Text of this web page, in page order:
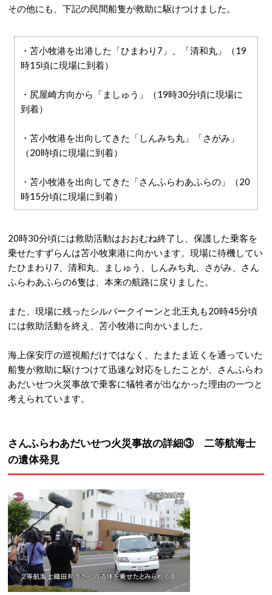
その他にも、下記の民間船隻が救助に駆けつけました。
・ 苫小牧港を出港した「ひまわり 7」
、「清和丸」（19
時15頃に現場に到着）
・尻屋崎方向から「ましゅう」（19時30分頃に現場に
到着）
・苫小牧港を出向してきた「しんみち丸」「さがみ」
（20時頃に現場に到着）
・苫小牧港を出向してきた「さんふらわあふらの」（20
時15分頃に現場に到着）
20時30分頃には救助活動はおおむね終了し、保護した乗客を
乗せたすずらんは苫小牧東港に向かいます。現場に待機してい
たひまわり 7、 清和丸、ましゅう、しんみち丸、さがみ、さん
ふらわあふらの6隻は、本来の航路に戻りました。
また、現場に残ったシルバークイーンと北王丸も20時45分頃
には救助活動を終え、苫小牧港に向かいました。
海上保安庁の巡視船だけではなく、たまたま近くを通っていた
船隻が救助に駆けつけて迅速な対応をしたことが、さんふらわ
あだいせつ火災事故で乗客に犠牲者が出なかった理由の一つと
考えられています。
さんふらわあだいせつ火災事故の詳細③ 二等航海士
の遺体発見